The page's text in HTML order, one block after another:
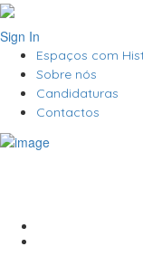
Sign In
Espaços com
Sobre nós
Candidaturas
Contactos